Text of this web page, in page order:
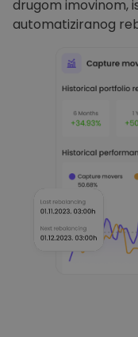
drugom imovinom,
automatiziranog